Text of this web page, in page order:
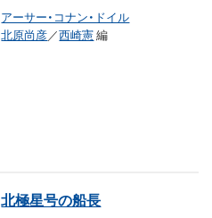
アーサー・コナン・ドイル
北原尚彦／西崎憲編
北極星号の船長